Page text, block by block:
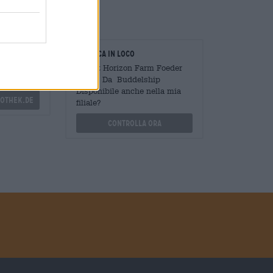
Verifica in loco
È Lost Horizon Farm Foeder
Helles Da Buddelship
Disponibile anche nella mia
filiale?
Controlla ora